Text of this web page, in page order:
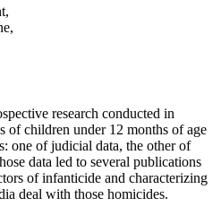
research conducted in
of children under 12 months of age
one of judicial data, the other of
data led to several publications
of infanticide and characterizing
deal with those homicides.